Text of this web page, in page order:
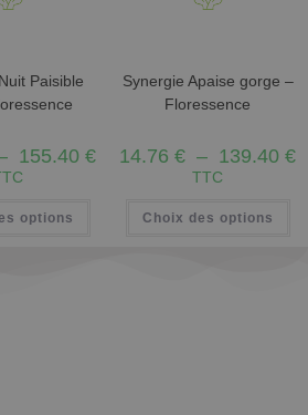
Paisible
155.40€
options
Synergie Apaise gorge –
Floressence
14.76€ – 139.40€
TTC
Choix des options